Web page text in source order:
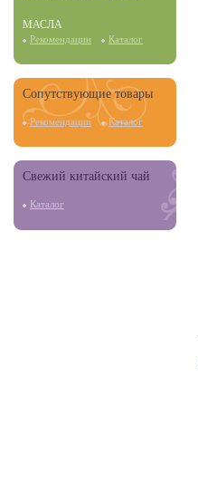
МАСЛА
Рекомендации Каталог
Сопутствующие товары
Рекомендации Каталог
Свежий китайский чай
Каталог